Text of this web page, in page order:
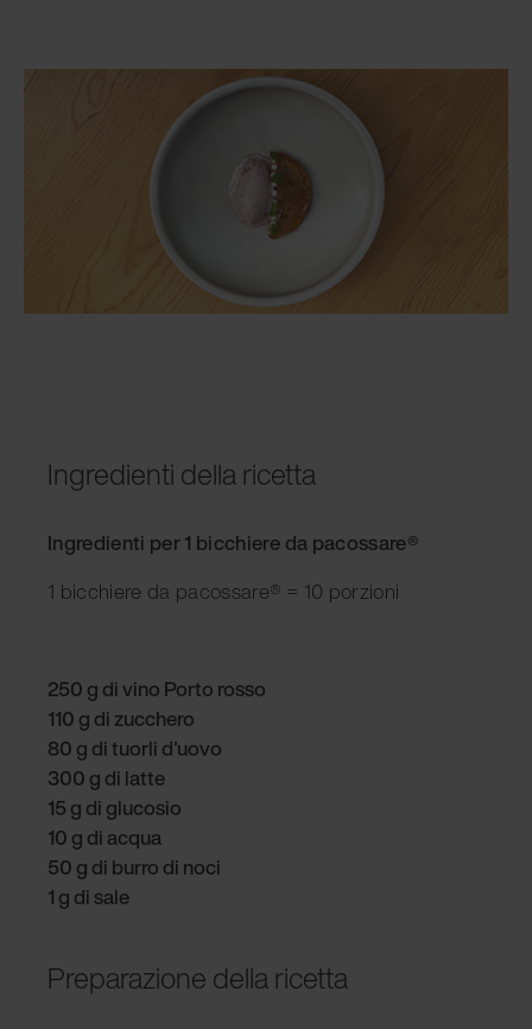
Ingredienti della ricetta
Ingredienti per 1 bicchiere da pacossare®
1 bicchiere da pacossare® = 10 porzioni
250 g di vino Porto rosso
110 g di zucchero
80 g di tuorli d'uovo
300 g di latte
15 g di glucosio
10 g di acqua
50 g di burro di noci
1 g di sale
Preparazione della ricetta